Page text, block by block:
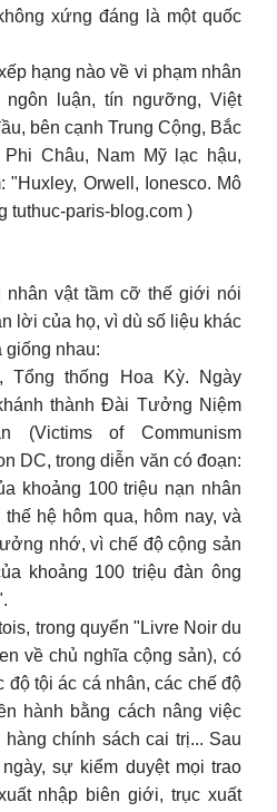
xứng đáng là một quốc
hạng nào về vi phạm nhân
luận, tín ngưỡng, Việt
bên cạnh Trung Cộng, Bắc
Châu, Nam Mỹ lạc hậu,
"Huxley, Orwell, Ionesco. Mô
tuthuc-paris-blog.com )
nhân vật tầm cỡ thế giới nói
lời của họ, vì dù số liệu khác
giống nhau:
Tổng thống Hoa Kỳ. Ngày
thành Đài Tưởng Niệm
(Victims of Communism
DC, trong diễn văn có đoạn:
khoảng 100 triệu nạn nhân
hệ hôm qua, hôm nay, và
nhớ, vì chế độ cộng sản
khoảng 100 triệu đàn ông
trong quyển "Livre Noir du
về chủ nghĩa cộng sản), có
độ tội ác cá nhân, các chế độ
hành bằng cách nâng việc
chính sách cai trị... Sau
sự kiểm duyệt mọi trao
nhập biên giới, trục xuất